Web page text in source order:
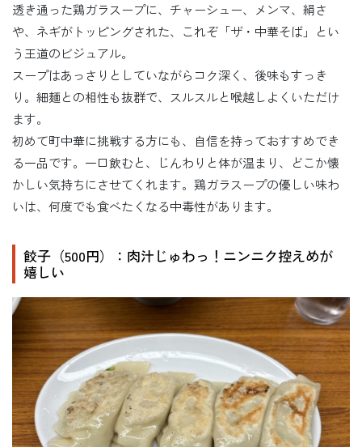
透き通った鶏ガラスープに、チャーシュー、メンマ、絹さ
や、ネギがトッピングされた、これぞ「ザ・中華そば」とい
う王道のビジュアル。
スープはあっさりとしていながらコク深く、後味もすっき
り。細麺との相性も抜群で、スルスルと喉越しよくいただけ
ます。
初めて町中華に挑戦する方にも、自信を持っておすすめでき
る一品です。一口飲むと、じんわりと体が温まり、どこか懐
かしい気持ちにさせてくれます。鶏ガラスープの優しい味わ
いは、何度でも食べたくなる中毒性があります。
餃子（500円）：肉汁じゅわっ！ニンニク控えめが
嬉しい